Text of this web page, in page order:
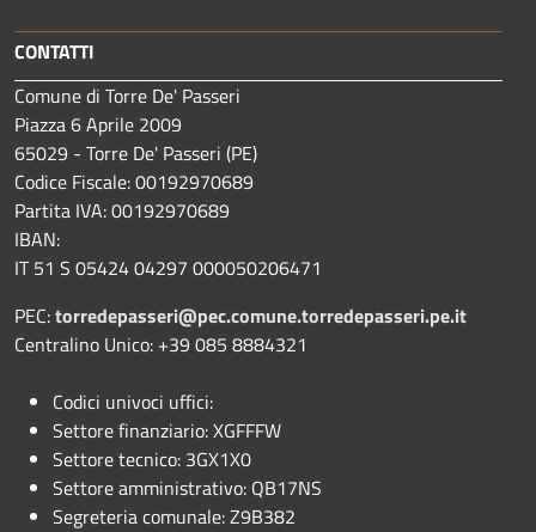
CONTATTI
Comune di Torre De' Passeri
Piazza 6 Aprile 2009
65029 - Torre De' Passeri (PE)
Codice Fiscale: 00192970689
Partita IVA: 00192970689
IBAN:
IT 51 S 05424 04297 000050206471
PEC:torredepasseri@pec.comune.torredepasseri.pe.it
Centralino Unico: +39 085 8884321
Codici univoci uffici:
Settore finanziario: XGFFFW
Settore tecnico: 3GX1X0
Settore amministrativo: QB17NS
Segreteria comunale: Z9B382